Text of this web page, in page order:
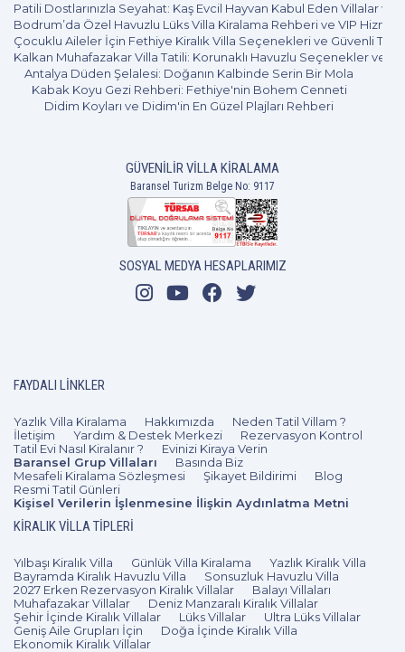
Patili Dostlarınızla Seyahat: Kaş Evcil Hayvan Kabul Eden Villalar ve
Bodrum’da Özel Havuzlu Lüks Villa Kiralama Rehberi ve VIP
Çocuklu Aileler İçin Fethiye Kiralık Villa Seçenekleri ve Güvenli
Kalkan Muhafazakar Villa Tatili: Korunaklı Havuzlu Seçenekler ve
Antalya Düden Şelalesi: Doğanın Kalbinde Serin Bir Mola
Kabak Koyu Gezi Rehberi: Fethiye'nin Bohem Cenneti
Didim Koyları ve Didim'in En Güzel Plajları Rehberi
GÜVENILIR VILLA KIRALAMA
Baransel Turizm Belge No: 9117
SOSYAL MEDYA HESAPLARIMIZ
FAYDALI LINKLER
Yazlık Villa Kiralama Hakkımızda
Neden Tatil Villam ?
İletişim
Yardım & Destek Merkezi
Rezervasyon Kontrol
Tatil Evi Nasıl Kiralanır ?
Evinizi Kiraya Verin
Baransel Grup Villaları
Basında Biz
Mesafeli Kiralama Sözleşmesi
Şikayet Bildirimi
Blog
Resmi Tatil Günleri
Kişisel Verilerin İşlenmesine İlişkin Aydınlatma Metni
KIRALIK VILLA TIPLERI
Yılbaşı Kiralık Villa Günlük Villa Kiralama
Yazlık Kiralık Villa
Bayramda Kiralık Havuzlu Villa
Sonsuzluk Havuzlu Villa
2027 Erken Rezervasyon Kiralık Villalar
Balayı Villaları
Muhafazakar Villalar
Deniz Manzaralı Kiralık Villalar
Şehir İçinde Kiralık Villalar
Lüks Villalar
Ultra Lüks Villalar
Geniş Aile Grupları İçin
Doğa İçinde Kiralık Villa
Ekonomik Kiralık Villalar